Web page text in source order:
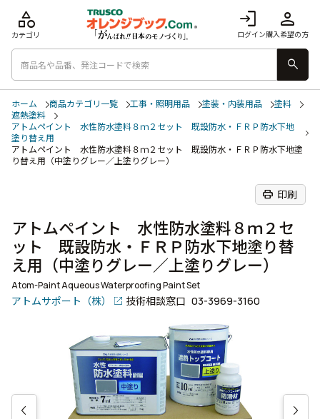
login
ログイン
person
購入希望の方
category
カテゴリ
search
ホーム 商品カテゴリ一覧 工事・照明用品 塗装・内装用品
塗料
遮熱塗料
アトムペイント 水性防水塗料８ｍ２セット 既設防水・ＦＲＰ防水下地
塗り替え用
アトムペイント 水性防水塗料８ｍ２セット 既設防水・ＦＲＰ防水下地塗
り替え用（中塗りグレー／上塗りグレー）
print 印刷
アトムペイント 水性防水塗料８ｍ２セ
ット 既設防水・ＦＲＰ防水下地塗り替
え用（中塗りグレー／上塗りグレー）
Atom-Paint Aqueous Waterproofing Paint Set
アトムサポート（株） 技術相談窓口 03-3969-3160